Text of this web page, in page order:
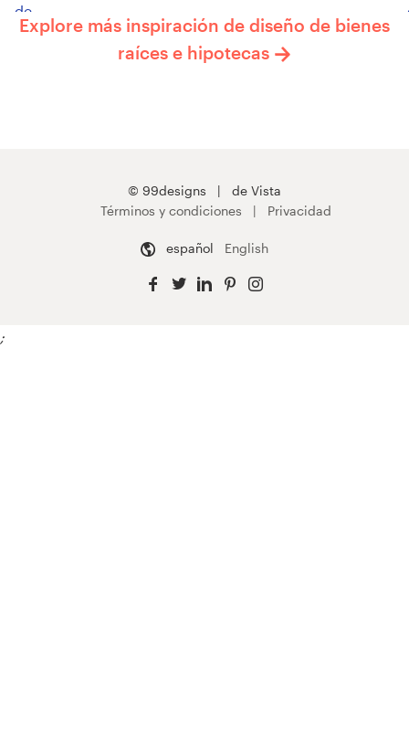
Explore más inspiración de diseño de bienes
raíces e hipotecas
© 99designs
de Vista
Términos y condiciones
Privacidad
español English
;